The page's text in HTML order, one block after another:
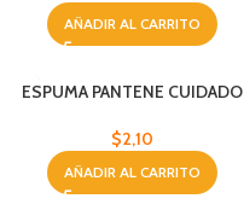
AÑADIR AL CARRITO
ESPUMA PANTENE CUIDADO
$2,10
AÑADIR AL CARRITO